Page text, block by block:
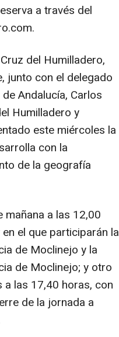
a través del
del Humilladero,
junto con el delegado
Andalucía, Carlos
Humilladero y
este miércoles la
con la
de la geografía
a las 12,00
el que participarán la
de Moclinejo y la
de Moclinejo; y otro
las 17,40 horas, con
de la jornada a